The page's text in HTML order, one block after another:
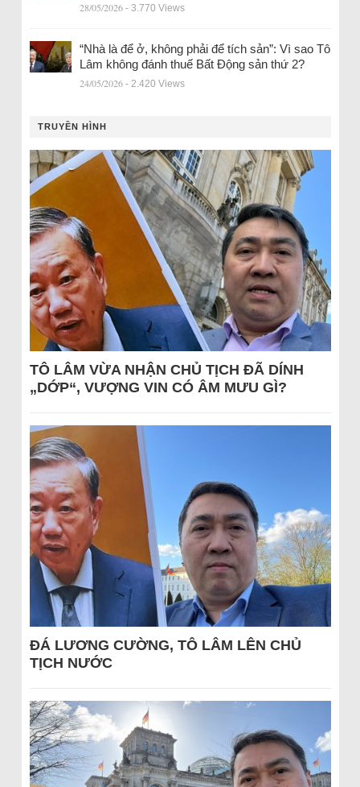
28/05/2026 - 3.770 Views
“Nhà là để ở, không phải để tích sản”: Vì sao Tô
Lâm không đánh thuế Bất Động sản thứ 2?
24/05/2026 - 2.420 Views
TRUYỀN HÌNH
TÔ LÂM VỪA NHẬN CHỦ TỊCH ĐÃ DÍNH
„DỚP“, VƯỢNG VIN CÓ ÂM MƯU GÌ?
ĐÁ LƯƠNG CƯỜNG, TÔ LÂM LÊN CHỦ
TỊCH NƯỚC